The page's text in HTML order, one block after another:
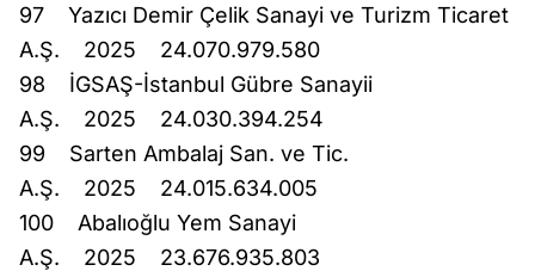
97 Yazıcı Demir Çelik Sanayi ve Turizm Ticaret
A.Ş. 2025 24.070.979.580
98 İGSAŞ-İstanbul Gübre Sanayii
A.Ş. 2025 24.030.394.254
99 Sarten Ambalaj San. ve Tic.
A.Ş. 2025 24.015.634.005
100 Abalıoğlu Yem Sanayi
A.Ş. 2025 23.676.935.803